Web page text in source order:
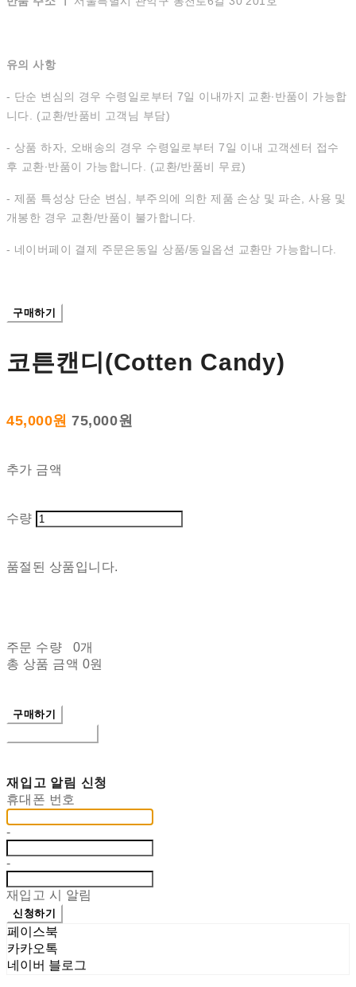
유의 사항
- 단순 변심의 경우 수령일로부터 7일 이내까지 교환∙반품이 가능합
니다. (교환/반품비 고객님 부담)
- 상품 하자, 오배송의 경우 수령일로부터 7일 이내 고객센터 접수
후 교환∙반품이 가능합니다. (교환/반품비 무료)
- 제품 특성상 단순 변심, 부주의에 의한 제품 손상 및 파손, 사용 및
개봉한 경우 교환/반품이 불가합니다.
- 네이버페이 결제 주문은동일 상품/동일옵션 교환만 가능합니다.
구매하기
코튼캔디(Cotten Candy)
45,000원75,000원
추가 금액
수량
품절된 상품입니다.
주문 수량
0개
총 상품 금액 0원
구매하기
재입고 알림 신청
휴대폰 번호
-
-
재입고 시 알림
신청하기
페이스북
카카오톡
네이버 블로그